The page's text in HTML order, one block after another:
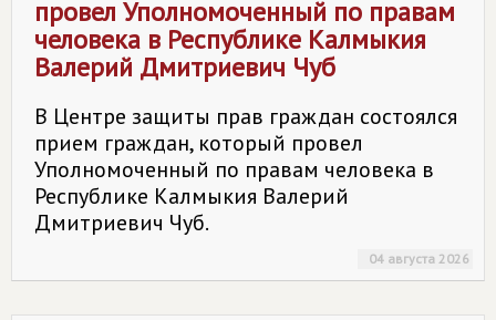
провел Уполномоченный по правам
человека в Республике Калмыкия
Валерий Дмитриевич Чуб
В Центре защиты прав граждан состоялся
прием граждан, который провел
Уполномоченный по правам человека в
Республике Калмыкия Валерий
Дмитриевич Чуб.
04 августа 2026